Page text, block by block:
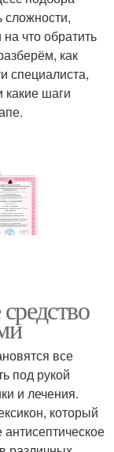
сложности,
что обратить
как
специалиста,
шаги
все
под рукой
и лечения.
который